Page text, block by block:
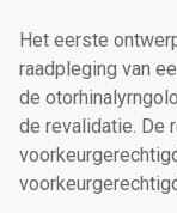
Het eerste
raadpleging van
de
de revalidatie. De